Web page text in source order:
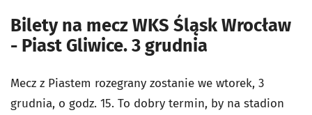
Bilety na mecz WKS Śląsk Wrocław
- Piast Gliwice. 3 grudnia
Mecz z Piastem rozegrany zostanie we wtorek, 3
grudnia, o godz. 15. To dobry termin, by na stadion